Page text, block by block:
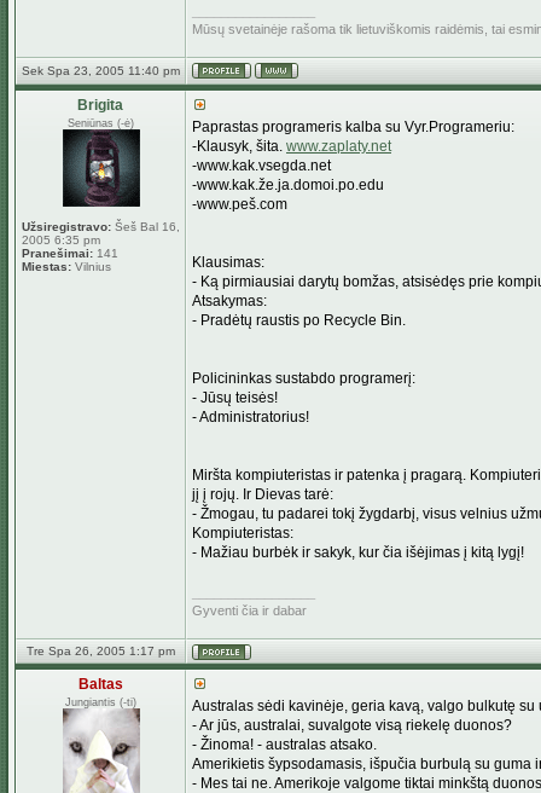
Mūsų svetainėje rašoma tik lietuviškomis raidėmis, tai
Sek Spa 23, 2005 11:40 pm
Brigita
Seniūnas (-ė)
Užsiregistravo: Šeš Bal 16,
2005 6:35 pm
Pranešimai: 141
Miestas: Vilnius
Paprastas programeris kalba su Vyr.Programeriu:
-Klausyk, šita. www.zaplaty.net
-www.kak.vsegda.net
-www.kak.že.ja.domoi.po.edu
-www.peš.com
Klausimas:
- Ką pirmiausiai darytų bomžas, atsisėdęs prie
Atsakymas:
- Pradėtų raustis po Recycle Bin.
Policininkas sustabdo programerį:
- Jūsų teisės!
- Administratorius!
Miršta kompiuteristas ir patenka į pragarą.
jį į rojų. Ir Dievas tarė:
- Žmogau, tu padarei tokį žygdarbį, visus velnius
Kompiuteristas:
- Mažiau burbėk ir sakyk, kur čia išėjimas į kitą lygį!
Gyventi čia ir dabar
Tre Spa 26, 2005 1:17 pm
Baltas
Jungiantis (-ti)
Australas sėdi kavinėje, geria kavą, valgo bulkutę
- Ar jūs, australai, suvalgote visą riekelę duonos?
- Žinoma! - australas atsako.
Amerikietis šypsodamasis, išpučia burbulą su guma
- Mes tai ne. Amerikoje valgome tiktai minkštą